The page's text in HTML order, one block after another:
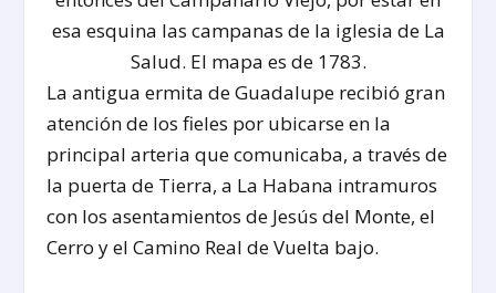
esa esquina las campanas de la iglesia de La
Salud. El mapa es de 1783.
La antigua ermita de Guadalupe recibió gran
atención de los fieles por ubicarse en la
principal arteria que comunicaba, a través de
la puerta de Tierra, a La Habana intramuros
con los asentamientos de Jesús del Monte, el
Cerro y el Camino Real de Vuelta bajo.